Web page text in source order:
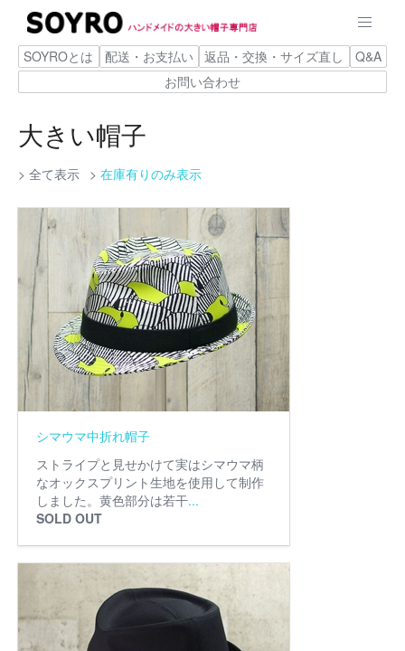
SOYROとは 配送・お支払い 返品・交換・サイズ直し
Q&A
お問い合わせ
大きい帽子
全て表示 在庫有りのみ表示
シマウマ中折れ帽子
ストライプと見せかけて実はシマウマ柄
なオックスプリント生地を使用して制作
しました。黄色部分は若干...
SOLD OUT